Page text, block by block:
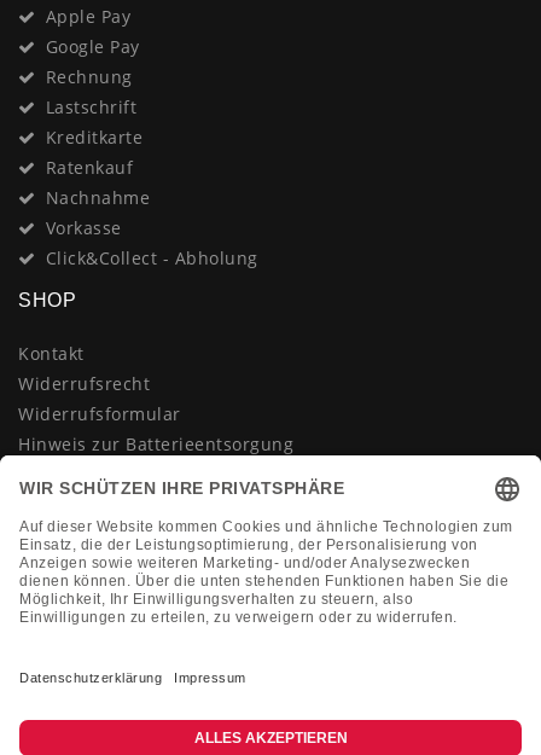
Apple Pay
Google Pay
Rechnung
Lastschrift
Kreditkarte
Ratenkauf
Nachnahme
Vorkasse
Click&Collect - Abholung
SHOP
Kontakt
Widerrufsrecht
Widerrufsformular
Hinweis zur Batterieentsorgung
Datenschutzerklärung
Impressum
Vertrag widerrufen
Montag-Freitag 10:00-18:00 Uhr
+49 (0)2133 210433
shop@dienadel.de